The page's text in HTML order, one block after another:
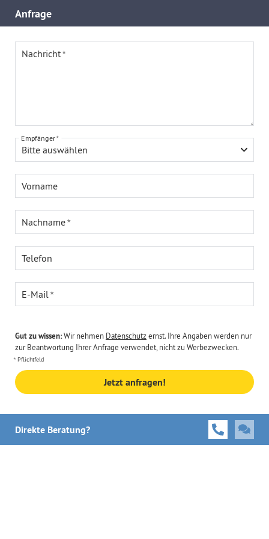
Anfrage
Nachricht
Bitte auswählen
Empfänger
Vorname
Nachname
Telefon
E-Mail
Gut zu wissen:Wir nehmen Datenschutzernst. Ihre Angaben werden nur
zur Beantwortung Ihrer Anfrage verwendet, nicht zu Werbezwecken.
Pflichtfeld
Jetzt anfragen!
Direkte Beratung?